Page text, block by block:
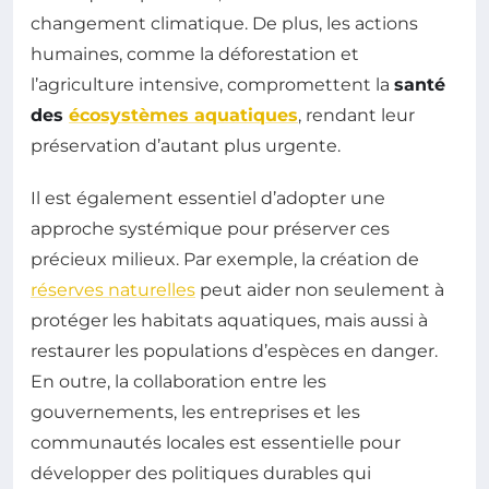
changement climatique. De plus, les actions
humaines, comme la déforestation et
l’agriculture intensive, compromettent la santé
des écosystèmes aquatiques, rendant leur
préservation d’autant plus urgente.
Il est également essentiel d’adopter une
approche systémique pour préserver ces
précieux milieux. Par exemple, la création de
réserves naturelles peut aider non seulement à
protéger les habitats aquatiques, mais aussi à
restaurer les populations d’espèces en danger.
En outre, la collaboration entre les
gouvernements, les entreprises et les
communautés locales est essentielle pour
développer des politiques durables qui